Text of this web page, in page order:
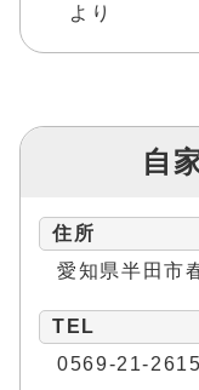
より
自
住所
愛知県半田市
TEL
0569-21-2615